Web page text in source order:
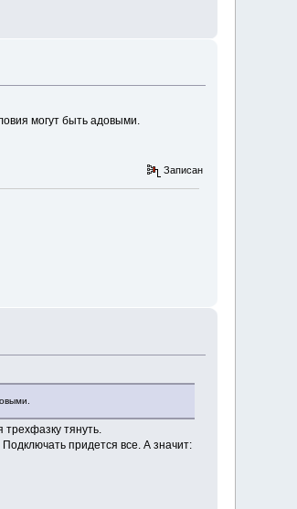
могут быть адовыми.
Записан
тянуть.
придется все. А значит: